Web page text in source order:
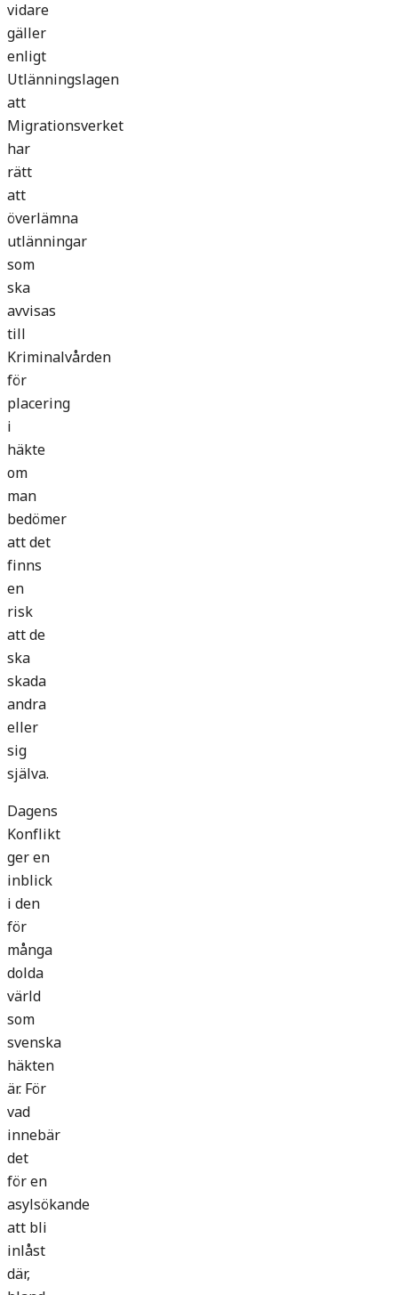
vidare
gäller
enligt
Utlänningslagen
att
Migrationsverket
har
rätt
att
överlämna
utlänningar
som
ska
avvisas
till
Kriminalvården
för
placering
i
häkte
om
man
bedömer
att det
finns
en
risk
att de
ska
skada
andra
eller
sig
själva.
Dagens
Konflikt
ger en
inblick
i den
för
många
dolda
värld
som
svenska
häkten
är. För
vad
innebär
det
för en
asylsökande
att bli
inlåst
där,